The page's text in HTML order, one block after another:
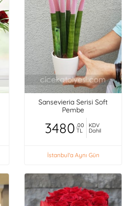
Sansevieria Serisi Soft
Pembe
3480 ,00
TL
KDV
Dahil
İstanbul'a Aynı Gün